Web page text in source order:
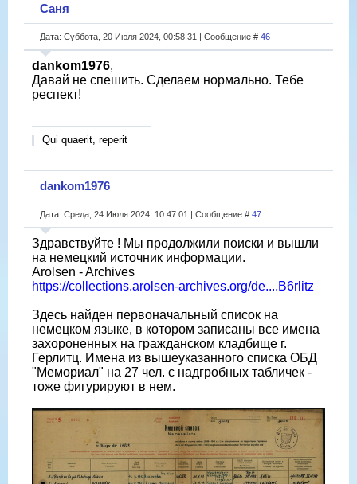
Саня
Дата: Суббота, 20 Июля 2024, 00:58:31 | Сообщение # 46
dankom1976,
Давай не спешить. Сделаем нормально. Тебе
респект!
Qui quaerit, reperit
dankom1976
Дата: Среда, 24 Июля 2024, 10:47:01 | Сообщение # 47
Здравствуйте ! Мы продолжили поиски и вышли
на немецкий источник информации.
Arolsen - Archives
https://collections.arolsen-archives.org/de....B6rlitz
Здесь найден первоначальный список на
немецком языке, в котором записаны все имена
захороненных на гражданском кладбище г.
Герлитц. Имена из вышеуказанного списка ОБД
"Мемориал" на 27 чел. с надгробных табличек -
тоже фигурируют в нем.